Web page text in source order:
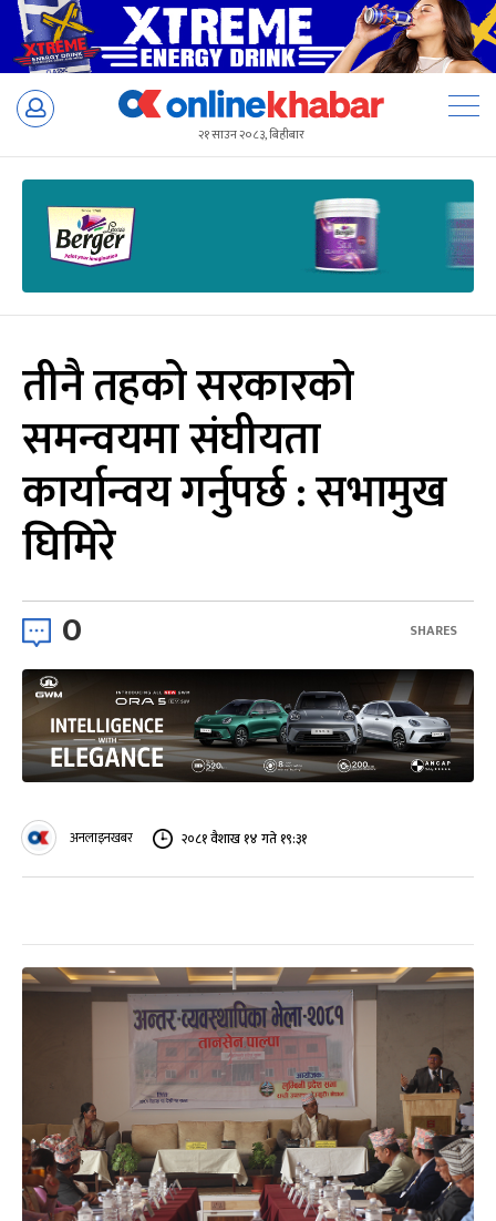
Skip
२१ साउन २०८३, बिहीबार
तीनै तहको सरकारको
समन्वयमा संघीयता
कार्यान्वय गर्नुपर्छ : सभामुख
घिमिरे
0 SHARES
अनलाइनखबर २०८१ वैशाख १४ गते १९:३१